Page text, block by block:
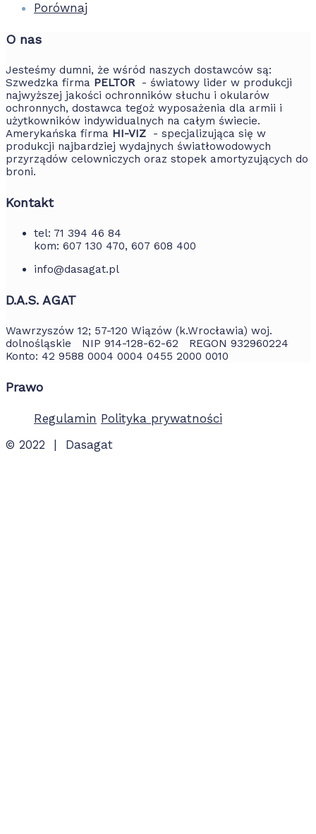
Porównaj
O nas
Jesteśmy dumni, że wśród naszych dostawców są:
Szwedzka firma PELTOR- światowy lider w produkcji
najwyższej jakości ochronników słuchu i okularów
ochronnych, dostawca tegoż wyposażenia dla armii i
użytkowników indywidualnych na całym świecie.
Amerykańska firma HI-VIZ - specjalizująca się w
produkcji najbardziej wydajnych światłowodowych
przyrządów celowniczych oraz stopek amortyzujących do
broni.
Kontakt
tel: 71 394 46 84
kom: 607 130 470, 607 608 400
info@dasagat.pl
D.A.S. AGAT
Wawrzyszów 12; 57-120 Wiązów (k.Wrocławia) woj.
dolnośląskie NIP 914-128-62-62 REGON 932960224
Konto: 42 9588 0004 0004 0455 2000 0010
Prawo
Regulamin Polityka prywatności
© 2022 | Dasagat